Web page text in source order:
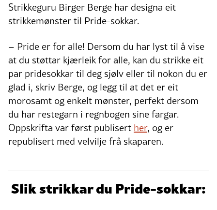
Strikkeguru Birger Berge har designa eit
strikkemønster til Pride-sokkar.
– Pride er for alle! Dersom du har lyst til å vise
at du støttar kjærleik for alle, kan du strikke eit
par pridesokkar til deg sjølv eller til nokon du er
glad i, skriv Berge, og legg til at det er eit
morosamt og enkelt mønster, perfekt dersom
du har restegarn i regnbogen sine fargar.
Oppskrifta var først publisert her, og er
republisert med velvilje frå skaparen.
Slik strikkar du Pride-sokkar: